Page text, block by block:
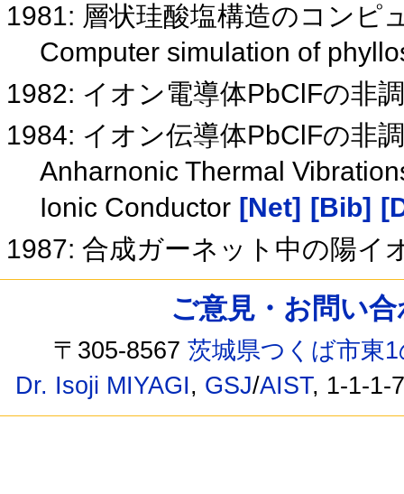
1981: 層状珪酸塩構造のコンピ
Computer simulation of
1982: イオン電導体PbClFの非
1984: イオン伝導体PbClFの非
Anharnonic Thermal
Ionic Conductor [Net] [Bib]
1987: 合成ガーネット中の陽イ
ご意見・お問い
〒305-8567茨城県つくば市東
Dr. Isoji MIYAGI, GSJ/AIST, 1-1-1-